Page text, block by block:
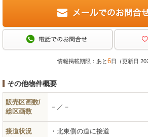
情報掲載期限：あと6日（更新日
その他物件概要
販売区画数/
総区画数
－／－
接道状況 北東側の道に接道